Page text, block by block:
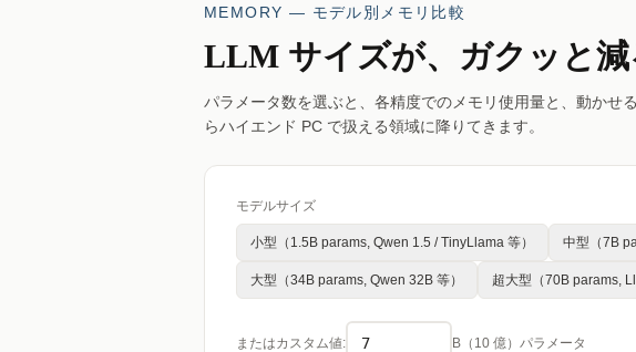
MEMORY — モデル別メモリ比較
LLM サイズが、ガクッと減
パラメータ数を選ぶと、各精度でのメモリ使用量と、動か
らハイエンド PC で扱える領域に降りてきます。
モデルサイズ
小型（1.5B params, Qwen 1.5 / TinyLlama 等） 中型（7B
大型（34B params, Qwen 32B 等） 超大型（70B params,
またはカスタム値: B（10 億）パラメータ